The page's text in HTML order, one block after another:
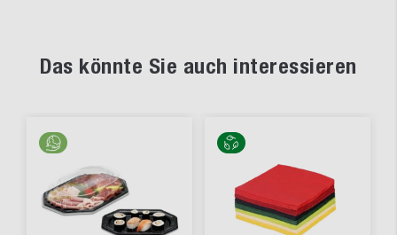
Das könnte Sie auch interessieren